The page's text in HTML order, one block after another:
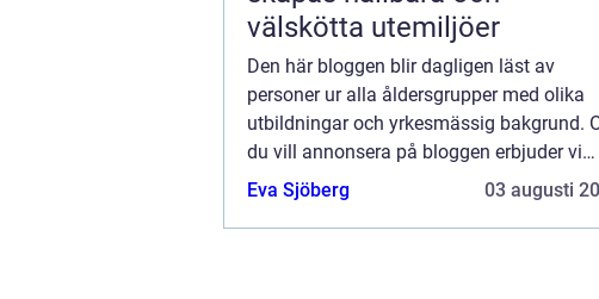
välskötta utemiljöer
Den här bloggen blir dagligen läst av
personer ur alla åldersgrupper med olika
utbildningar och yrkesmässig bakgrund.
du vill annonsera på bloggen erbjuder vi
flera möjligheter. Bannerannonser är
Eva Sjöberg 03 augusti